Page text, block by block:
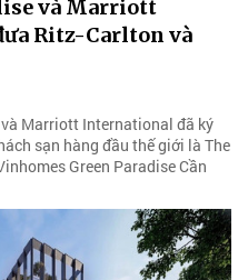
và Marriott
Ritz-Carlton và
Marriott International đã ký
sạn hàng đầu thế giới là The
Green Paradise Cần